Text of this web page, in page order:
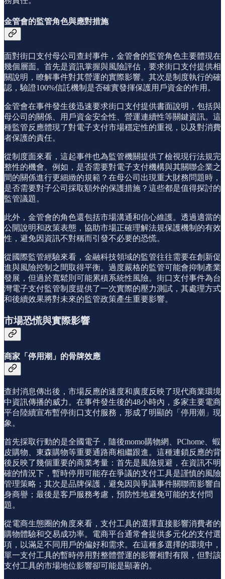
金管會的監管角色與應對措施
面對街口支付母公司查封事件，金管會的監管角色主要體現在
幾個層面。首先是資訊掌握與風險評估，要求街口支付提供相
關說明，瞭解事件對其營運的實際影響。其次是制度執行的確
認，驗證100%信託機制是否確實發揮保護用戶資金的作用。
金管會在事件發生後迅速要求街口支付提供書面說明，包括與
母公司的關係、用戶資金安全性、營運連續性等關鍵資訊。這
種監管反應體現了對電子支付市場穩定性的重視，以及對消費
者保護的責任。
從制度面來看，這起事件也為監管機關提供了檢視現行法規完
整性的機會。例如，是否需要對電子支付機構與其關聯企業之
間的關係進行更細緻的規範？在母公司出現重大財務問題時，
是否需要對子公司採取額外的保護措施？這些都是值得探討的
監管議題。
此外，金管會的角色還包括市場溝通和信心維護。透過適當的
公開說明和政策表態，協助市場正確理解法規保護機制的有效
性，避免因資訊不對稱而引發不必要的恐慌。
從國際監管經驗來看，金融科技領域的監管往往需要在創新促
進與風險控制之間取得平衡。過度嚴格的監管可能會抑制產業
發展，但過於寬鬆則可能累積系統性風險。街口支付事件為台
灣電子支付監管制度提供了一次實際的壓力測試，其處理方式
和後續效果將對未來的監管政策產生重要影響。
市場恐慌與實際影響
商家「停用潮」的骨牌效應
查封消息傳出後，市場反應的速度和廣度反映了現代商業環境
中資訊傳播的威力。在事件發生後的48小時內，多家主要電商
平台陸續宣布暫停街口支付服務，形成了明顯的「停用潮」現
象。
首先採取行動的是全國電子，隨後momo購物網、PChome、蝦
皮購物、東森購物等重要通路商相繼跟進。這種連鎖反應的背
後反映了幾個重要的商業考量：首先是風險規避，在資訊不明
確的情況下，暫時停用可能存在爭議的支付工具是謹慎的風險
管理策略；其次是品牌保護，避免因與爭議事件關聯而影響自
身商譽；最後是客戶服務考慮，預防性地避免可能的支付問
題。
從電商生態圈的角度來看，支付工具的選擇直接影響消費者的
購物體驗和交易成功率。電商平台通常會提供多元化的支付選
項，以滿足不同用戶的偏好和需求。在這種多選擇的環境中，
單一支付工具的暫時停用對整體營運的影響相對有限，但對該
支付工具的市場地位影響卻可能是顯著的。